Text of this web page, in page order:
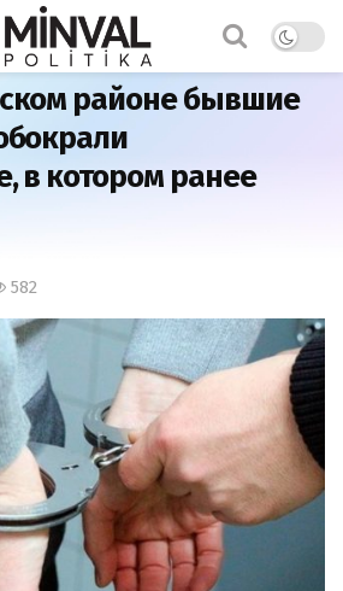
районе бывшие
в котором ранее
582